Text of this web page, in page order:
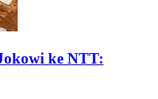
ke NTT: